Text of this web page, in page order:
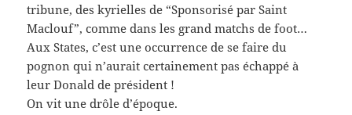
tribune, des kyrielles de “Sponsorisé par Saint
Maclouf”, comme dans les grand matchs de foot…
Aux States, c’est une occurrence de se faire du
pognon qui n’aurait certainement pas échappé à
leur Donald de président !
On vit une drôle d’époque.